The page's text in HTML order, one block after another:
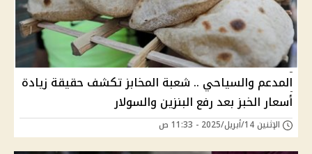
المدعم والسياحي .. شعبة المخابز تكشف حقيقة زيادة
أسعار الخبز بعد رفع البنزين والسولار
الإثنين 14/أبريل/2025 - 11:33 ص